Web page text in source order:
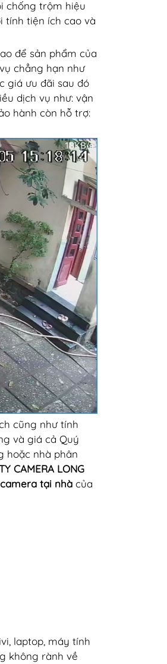
chống trộm hiệu
tính tiện ích cao và
để sản phẩm của
chẳng hạn như
giá ưu đãi sau đó
dịch vụ như: vận
hành còn hỗ trợ:
cũng như tính
và giá cả Quý
hoặc nhà phân
CAMERA LONG
tại nhà của
laptop, máy tính
không rành về